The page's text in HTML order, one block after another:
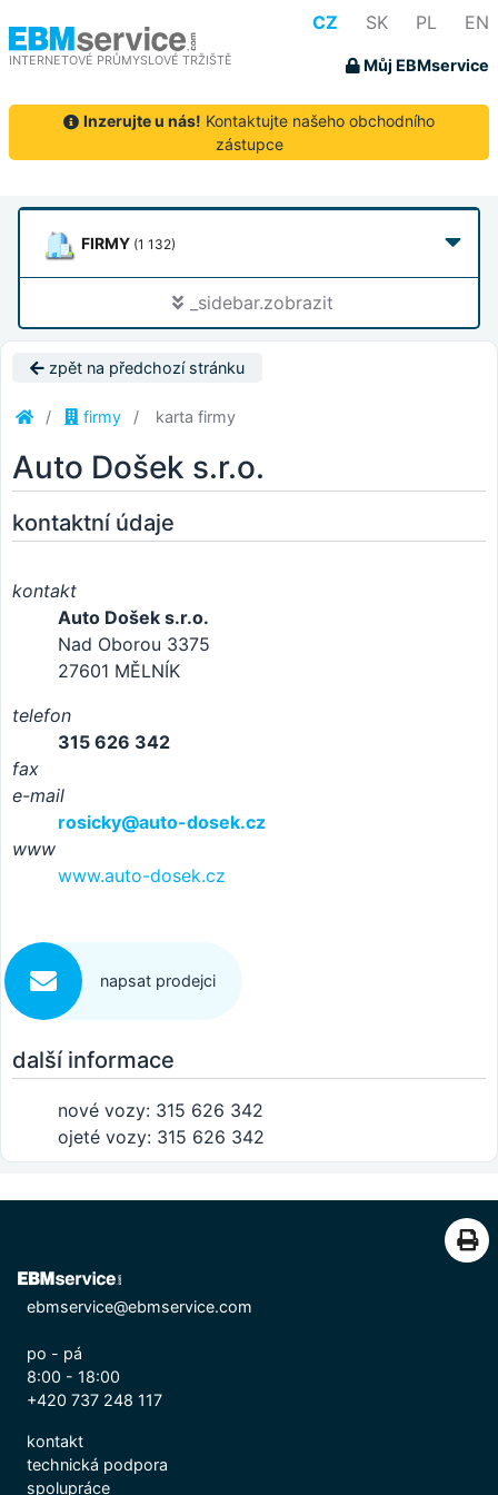
INTERNETOVÉ PRŮMYSLOVÉ TRŽIŠTĚ
CZ SK PL EN
Můj EBMservice
Inzerujte u nás! Kontaktujte našeho obchodního
zástupce
FIRMY (1 132)
_sidebar.zobrazit
zpět na předchozí stránku
firmy karta firmy
Auto Došek s.r.o.
kontaktní údaje
kontakt
Auto Došek s.r.o.
Nad Oborou 3375
27601 MĚLNÍK
telefon
315 626 342
fax
e-mail
rosicky@auto-dosek.cz
www
www.auto-dosek.cz
napsat prodejci
další informace
nové vozy: 315 626 342
ojeté vozy: 315 626 342
ebmservice@ebmservice.com
po - pá
8:00 - 18:00
+420 737 248 117
kontakt
technická podpora
spolupráce